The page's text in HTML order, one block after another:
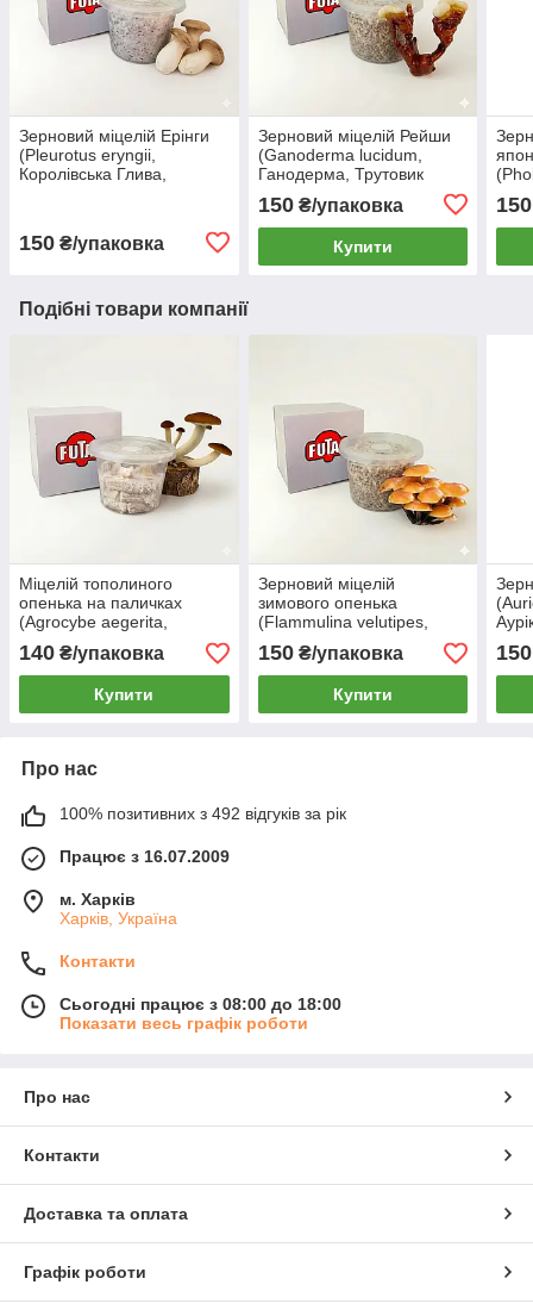
Зерновий міцелій Ерінги
(Pleurotus eryngii,
Королівська Глива,
Білий Степовий гриб) 0,5
л
150 ₴/упаковка
Зерновий міцелій Рейши
(Ganoderma lucidum,
Ганодерма, Трутовик
150₴/упаковка
Купити
150
Подібні товари компанії
Міцелій тополиного
опенька на паличках
(Agrocybe aegerita,
Агроцибе) 60шт
140 ₴/упаковка
Купити
Зерновий міцелій
зимового опенька
(Flammulina velutipes,
Фламуліна) 0.5 л
150₴/упаковка
Купити
150
Про нас
100% позитивних з 492 відгуків за рік
Працює з 16.07.2009
м. Харків
Харків, Україна
Контакти
Сьогодні працює з 08:00 до 18:00
Показати весь графік роботи
Про нас
Контакти
Доставка та оплата
Графік роботи